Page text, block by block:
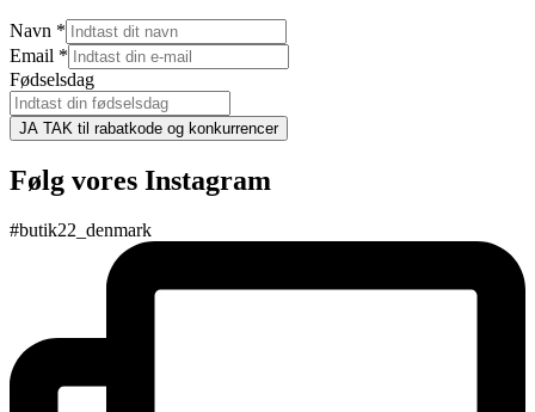
Navn *
Email *
Fødselsdag
JA TAK til rabatkode og konkurrencer
Følg vores Instagram
#butik22_denmark